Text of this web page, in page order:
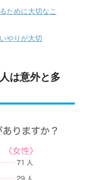
ために大切なこ
やりが大切
は意外と多